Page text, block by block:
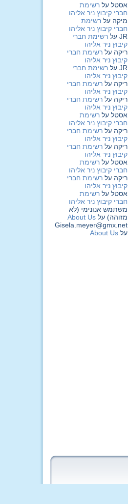
אסטל על רשימת
חברי קיבוץ ניר אליהו
מיקה על רשימת
חברי קיבוץ ניר אליהו
JR על רשימת חברי
קיבוץ ניר אליהו
ריקה על רשימת חברי
קיבוץ ניר אליהו
JR על רשימת חברי
קיבוץ ניר אליהו
ריקה על רשימת חברי
קיבוץ ניר אליהו
ריקה על רשימת חברי
קיבוץ ניר אליהו
אסטל על רשימת
חברי קיבוץ ניר אליהו
ריקה על רשימת חברי
קיבוץ ניר אליהו
ריקה על רשימת חברי
קיבוץ ניר אליהו
אסטל על רשימת
חברי קיבוץ ניר אליהו
ריקה על רשימת חברי
קיבוץ ניר אליהו
אסטל על רשימת
חברי קיבוץ ניר אליהו
משתמש אנונימי (לא
מזוהה) על About Us
Gisela.meyer@gmx.net
על About Us